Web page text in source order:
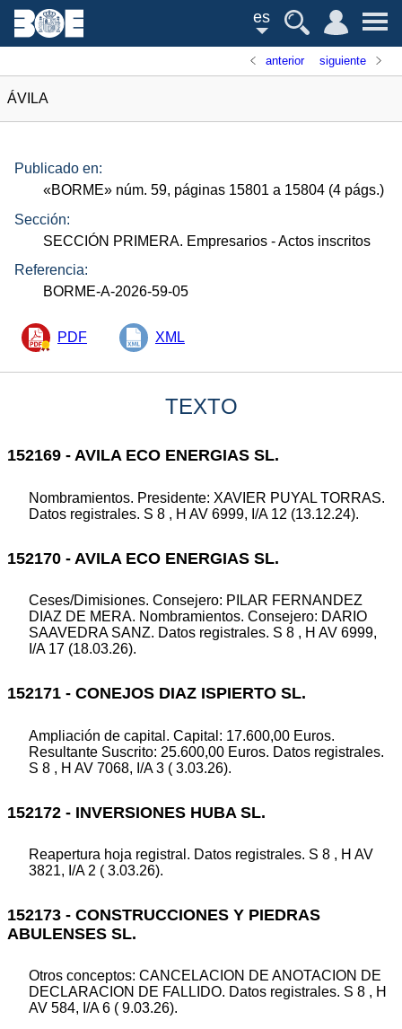
es
anterior siguiente
ÁVILA
Publicado en:
«BORME» núm. 59, páginas 15801 a 15804 (4 págs.)
Sección:
SECCIÓN PRIMERA. Empresarios - Actos inscritos
Referencia:
BORME-A-2026-59-05
PDF XML
TEXTO
152169 - AVILA ECO ENERGIAS SL.
Nombramientos. Presidente: XAVIER PUYAL TORRAS.
Datos registrales. S 8 , H AV 6999, I/A 12 (13.12.24).
152170 - AVILA ECO ENERGIAS SL.
Ceses/Dimisiones. Consejero: PILAR FERNANDEZ
DIAZ DE MERA. Nombramientos. Consejero: DARIO
SAAVEDRA SANZ. Datos registrales. S 8 , H AV 6999,
I/A 17 (18.03.26).
152171 - CONEJOS DIAZ ISPIERTO SL.
Ampliación de capital. Capital: 17.600,00 Euros.
Resultante Suscrito: 25.600,00 Euros. Datos registrales.
S 8 , H AV 7068, I/A 3 ( 3.03.26).
152172 - INVERSIONES HUBA SL.
Reapertura hoja registral. Datos registrales. S 8 , H AV
3821, I/A 2 ( 3.03.26).
152173 - CONSTRUCCIONES Y PIEDRAS
ABULENSES SL.
Otros conceptos: CANCELACION DE ANOTACION DE
DECLARACION DE FALLIDO. Datos registrales. S 8 , H
AV 584, I/A 6 ( 9.03.26).